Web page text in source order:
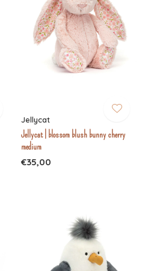
Jellycat
Jellycat | blossom blush bunny cherry
medium
€35,00